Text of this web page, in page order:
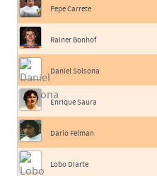
Pepe Carrete
Rainer Bonhof
Daniel Solsona
Enrique Saura
Darío Felman
Lobo Diarte